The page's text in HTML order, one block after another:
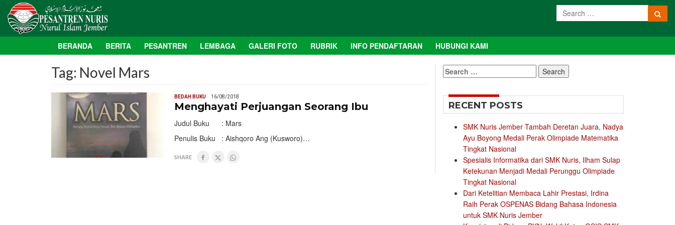
BERANDA BERITA PESANTREN LEMBAGA GALERI FOTO RUBRIK INFO PENDAFTARAN HUBUNGI KAMI
Tag: Novel Mars
BEDAH BUKU 16/08/2018
Menghayati Perjuangan Seorang Ibu
Judul Buku : Mars
Penulis Buku : Aishqoro Ang (Kusworo)…
SHARE
Search
for:
RECENT POSTS
SMK Nuris Jember Tambah Deretan Juara, Nadya
Ayu Boyong Medali Perak Olimpiade Matematika
Tingkat Nasional
Spesialis Informatika dari SMK Nuris, Ilham Sulap
Ketekunan Menjadi Medali Perunggu Olimpiade
Tingkat Nasional
Dari Ketelitian Membaca Lahir Prestasi, Irdina
Raih Perak OSPENAS Bidang Bahasa Indonesia
untuk SMK Nuris Jember